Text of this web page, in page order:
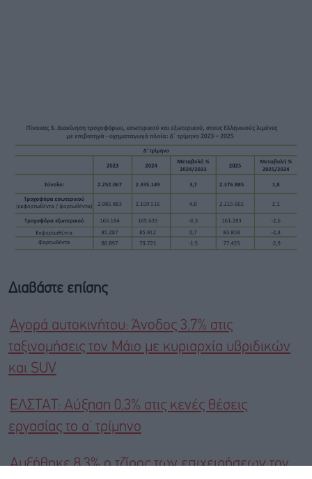
Διαβάστε επίσης
Αγορά αυτοκινήτου: Άνοδος 3,7% στις
ταξινομήσεις τον Μάιο με κυριαρχία υβριδικών
και SUV
ΕΛΣΤΑΤ: Αύξηση 0,3% στις κενές θέσεις
εργασίας το α’ τρίμηνο
Αυξήθηκε 8,3% ο τζίρος των επιχειρήσεων τον